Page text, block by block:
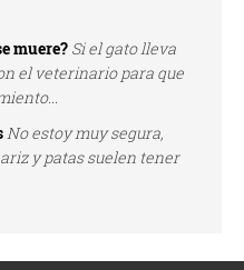
muere? Si el gato lleva
el veterinario para que
No estoy muy segura,
y patas suelen tener